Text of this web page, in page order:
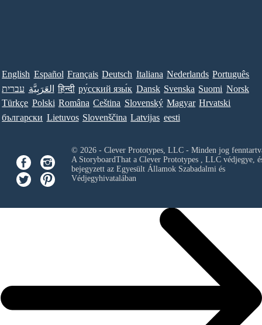
English Español Français Deutsch Italiana Nederlands Português
עברית العَرَبِيَّة हिन्दी ру́сский язы́к Dansk Svenska Suomi Norsk
Türkçe Polski Româna Ceština Slovenský Magyar Hrvatski
български Lietuvos Slovenščina Latvijas eesti
© 2026 - Clever Prototypes, LLC - Minden jog
A StoryboardThat a Clever Prototypes , LLCvédjegye,
bejegyzett az Egyesült Államok Szabadalmi és
Védjegyhivatalában